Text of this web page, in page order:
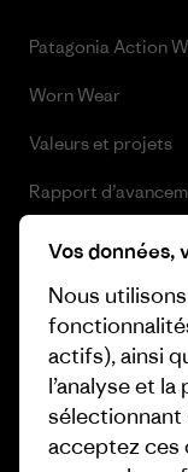
Patagonia Action
Worn Wear
Valeurs et projets
Rapport
Business Unusual
Objectifs
1% For The Planet
Comment nous
Vos données,
Nous
actifs), ainsi
l’analyse et
sélectionnant
acceptez ces